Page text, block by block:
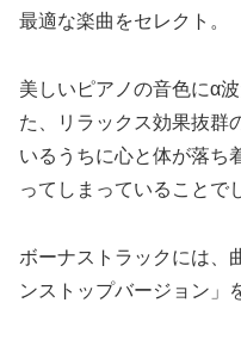
最適な楽曲をセレクト。
美しいピアノの音色にα
た、リラックス効果抜群
いるうちに心と体が落ち
ってしまっていることで
ボーナストラックには、
ンストップバージョン」